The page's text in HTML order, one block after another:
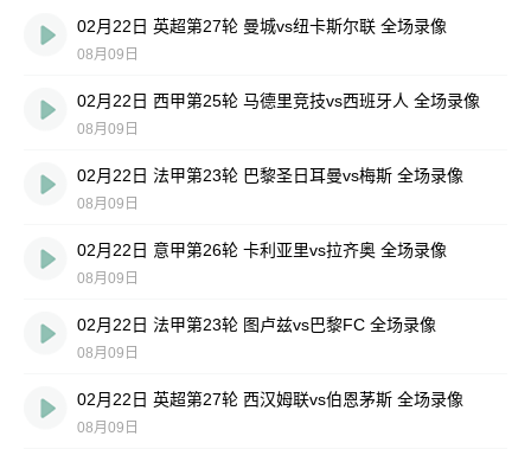
02月22日 英超第27轮 曼城vs纽卡斯尔联 全场录像
08月09日
02月22日 西甲第25轮 马德里竞技vs西班牙人 全场录像
08月09日
02月22日 法甲第23轮 巴黎圣日耳曼vs梅斯 全场录像
08月09日
02月22日 意甲第26轮 卡利亚里vs拉齐奥 全场录像
08月09日
02月22日 法甲第23轮 图卢兹vs巴黎FC 全场录像
08月09日
02月22日 英超第27轮 西汉姆联vs伯恩茅斯 全场录像
08月09日